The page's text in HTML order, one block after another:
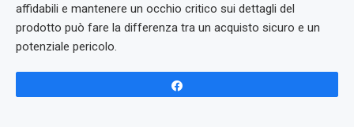
affidabili e mantenere un occhio critico sui dettagli del
prodotto può fare la differenza tra un acquisto sicuro e un
potenziale pericolo.